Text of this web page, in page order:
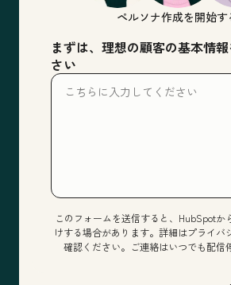
ペルソナ作成を開始す
まずは、理想の顧客の基本情
さい
このフォームを送信すると、HubSpotか
けする場合があります。詳細はプライバ
確認ください。ご連絡はいつでも配信